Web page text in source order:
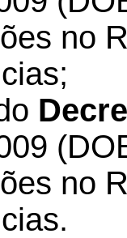
no
no